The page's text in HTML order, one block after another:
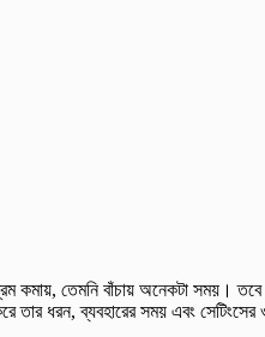
কমায়, তেমনি বাঁচায় অনেকটা
তার ধরন, ব্যবহারের সময় এবং